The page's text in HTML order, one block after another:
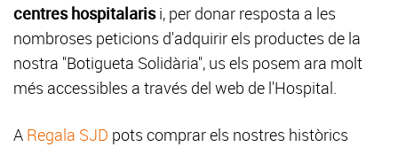
centres hospitalarisi, per donar resposta a les
nombroses peticions d'adquirir els productes de la
nostra "Botigueta Solidària", us els posem ara molt
més accessibles a través del web de l'Hospital.
A Regala SJD pots comprar els nostres històrics